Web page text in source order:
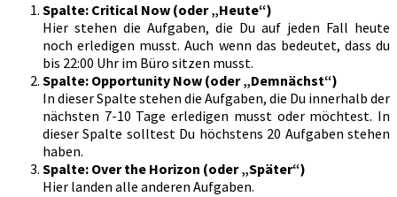
Spalte: Critical Now (oder „Heute“)
Hier stehen die Aufgaben, die Du auf jeden Fall heute
noch erledigen musst. Auch wenn das bedeutet, dass du
bis 22:00 Uhr im Büro sitzen musst.
Spalte: Opportunity Now (oder „Demnächst“)
In dieser Spalte stehen die Aufgaben, die Du innerhalb der
nächsten 7-10 Tage erledigen musst oder möchtest. In
dieser Spalte solltest Du höchstens 20 Aufgaben stehen
haben.
Spalte: Over the Horizon (oder „Später“)
Hier landen alle anderen Aufgaben.